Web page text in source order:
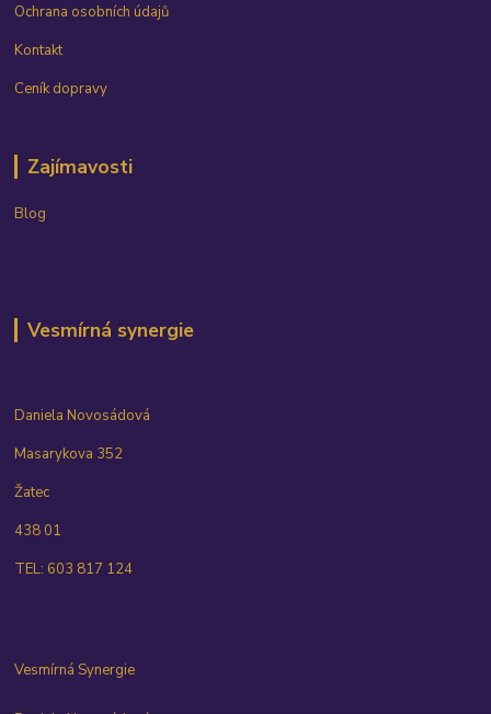
Ochrana osobních údajů
Kontakt
Ceník dopravy
Zajímavosti
Blog
Vesmírná synergie
Daniela Novosádová
Masarykova 352
Žatec
438 01
TEL: 603 817 124
Vesmírná Synergie